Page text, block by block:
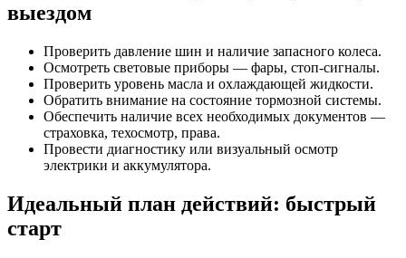
выездом
Проверить давление шин и наличие запасного колеса.
Осмотреть световые приборы — фары, стоп-сигналы.
Проверить уровень масла и охлаждающей жидкости.
Обратить внимание на состояние тормозной системы.
Обеспечить наличие всех необходимых документов —
страховка, техосмотр, права.
Провести диагностику или визуальный осмотр
электрики и аккумулятора.
Идеальный план действий: быстрый
старт